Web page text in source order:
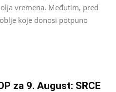
vremena. Međutim, pred
koje donosi potpuno
za 9. August: SRCE